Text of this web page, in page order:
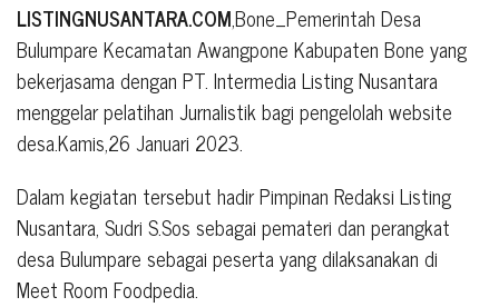
LISTINGNUSANTARA.COM,Bone_Pemerintah Desa
Bulumpare Kecamatan Awangpone Kabupaten Bone yang
bekerjasama dengan PT. Intermedia Listing Nusantara
menggelar pelatihan Jurnalistik bagi pengelolah website
desa.Kamis,26 Januari 2023.
Dalam kegiatan tersebut hadir Pimpinan Redaksi Listing
Nusantara, Sudri S.Sos sebagai pemateri dan perangkat
desa Bulumpare sebagai peserta yang dilaksanakan di
Meet Room Foodpedia.